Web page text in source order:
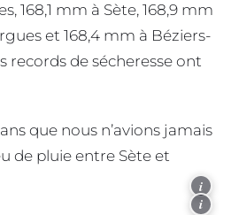
168,1 mm à Sète, 168,9 mm
et 168,4 mm à Béziers-
records de sécheresse ont
que nous n’avions jamais
de pluie entre Sète et
i
i